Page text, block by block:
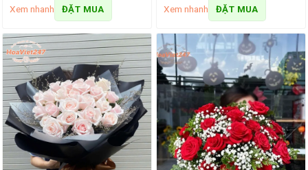
Xem nhanh ĐẶT MUA Xem nhanh ĐẶT MUA